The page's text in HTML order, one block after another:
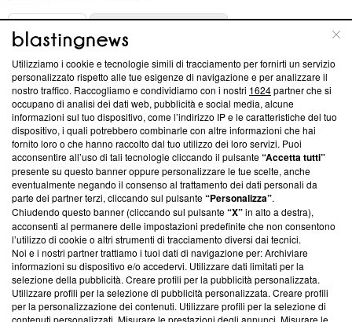
ABOUT
Questa sezione offre informazioni trasparenti su Blasting
News, sui nostri processi editoriali e su come ci impegniamo a
creare news di qualità. Inoltre, afferma la nostra aderenza a
‘Trust Project - News with Integrity’Blasting News non è
ancora membro del programma, ma ha richiesto di farne
parte; Trust Project non ha ancora effettuato una verifica di
conformità agli standard.
Su di noi
Team editoriale
Corporate
Redazione
Informativa Privacy
Utilizziamo i cookie e tecnologie simili di tracciamento per fornirti un servizio
personalizzato rispetto alle tue esigenze di navigazione e per analizzare il
nostro traffico. Raccogliamo e condividiamo con i nostri 1624partner che si
occupano di analisi dei dati web, pubblicità e social media, alcune
informazioni sul tuo dispositivo, come l’indirizzo IP e le caratteristiche del tuo
dispositivo, i quali potrebbero combinarle con altre informazioni che hai
fornito loro o che hanno raccolto dal tuo utilizzo dei loro servizi. Puoi
acconsentire all’uso di tali tecnologie cliccando il pulsante“Accetta tutti”
presente su questo banner oppure personalizzare le tue scelte, anche
eventualmente negando il consenso al trattamento dei dati personali da
parte dei partner terzi, cliccando sul pulsante“Personalizza”.
Chiudendo questo banner (cliccando sul pulsante“X”in alto a destra),
acconsenti al permanere delle impostazioni predefinite che non consentono
l’utilizzo di cookie o altri strumenti di tracciamento diversi dai tecnici.
Noi e i nostri partner trattiamo i tuoi dati di navigazione per: Archiviare
informazioni su dispositivo e/o accedervi. Utilizzare dati limitati per la
selezione della pubblicità. Creare profili per la pubblicità personalizzata.
Utilizzare profili per la selezione di pubblicità personalizzata. Creare profili
per la personalizzazione dei contenuti. Utilizzare profili per la selezione di
contenuti personalizzati. Misurare le prestazioni degli annunci. Misurare le